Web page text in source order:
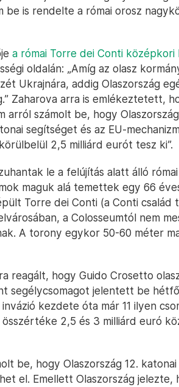
be is rendelte a római orosz
a római Torre dei Conti
oldalán: „Amíg az olasz
Ukrajnára, addig Olaszország
Zaharova arra is emlékeztetett,
arról számolt be, hogy
segítséget és az EU-
2,5 milliárd eurót tesz ki”.
le a felújítás alatt álló
maguk alá temettek egy 66
Torre dei Conti (a Conti család
a Colosseumtól nem
A torony egykor 50-60 méter
reagált, hogy Guido Crosetto
segélycsomagot jelentett be
kezdete óta már 11 ilyen
2,5 és 3 milliárd euró
be, hogy Olaszország 12. katonai
el. Emellett Olaszország jelezte,